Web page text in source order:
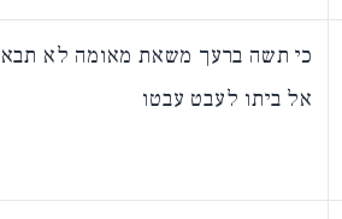
כי תשה ברעך משאת מאומה לא תבא
אל ביתו לעבט עבטו